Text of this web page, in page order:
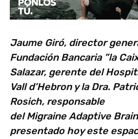
Jaume Giró, director
Fundación Bancaria ”la
Salazar, gerente del
Vall d’Hebron y la Dra.
Rosich, responsable
del Migraine Adaptive
presentado hoy este